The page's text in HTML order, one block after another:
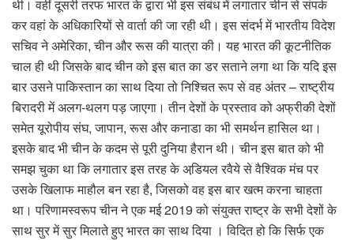
थी। वहीं दूसरी तरफ भारत के द्वारा भी इस संबंध में लगातार चीन से संपर्क
कर वहां के अधिकारियों से वार्ता की जा रही थी। इस संदर्भ में भारतीय विदेश
सचिव ने अमेरिका, चीन और रूस की यात्रा की। यह भारत की कूटनीतिक
चाल ही थी जिसके बाद चीन को इस बात का डर सताने लगा था कि यदि इस
बार उसने पाकिस्‍तान का साथ दिया तो निश्चित रूप से वह अंतर – राष्ट्रीय
बिरादरी में अलग-थलग पड़ जाएगा। तीन देशों के प्रस्‍ताव को अफ्रीकी देशों
समेत यूरोपीय संघ, जापान, रूस और कनाडा का भी समर्थन हासिल था।
इसके बाद भी चीन के कदम से पूरी दुनिया हैरान थी। चीन इस बात को भी
समझ चुका था कि लगातार इस तरह के अडि़यल रवैये से वैश्विक मंच पर
उसके खिलाफ माहौल बन रहा है, जिसको वह इस बार खत्‍म करना चाहता
था। परिणामस्वरूप चीन ने एक मई 2019 को संयुक्त राष्ट्र के सभी देशों के
साथ सुर में सुर मिलाते हुए भारत का साथ दिया । विदित हो कि सिर्फ एक